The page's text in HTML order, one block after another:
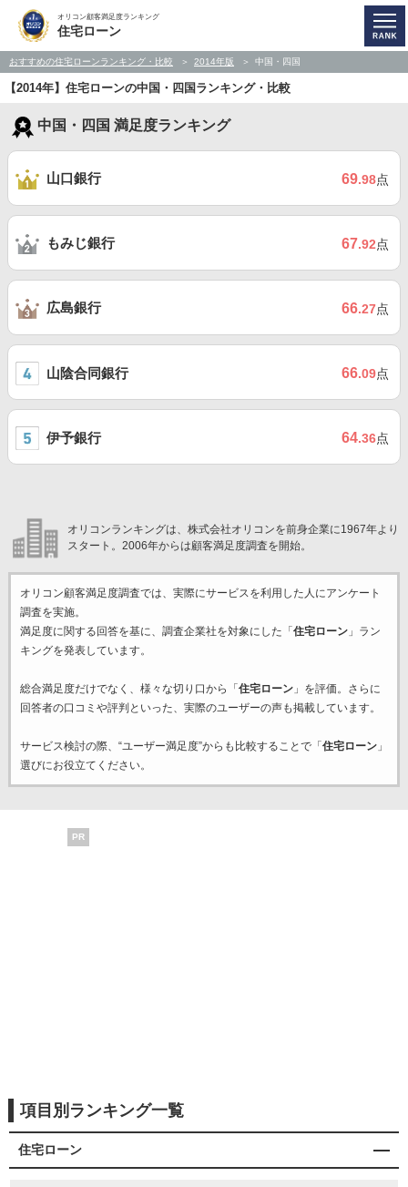
オリコン顧客満足度ランキング
住宅ローン
おすすめの住宅ローンランキング・比較 2014年版 中国・四国
【2014年】住宅ローンの中国・四国ランキング・比較
中国・四国 満足度ランキング
山口銀行 69.98点
もみじ銀行 67.92点
広島銀行 66.27点
山陰合同銀行 66.09点
伊予銀行 64.36点
オリコンランキングは、株式会社オリコンを前身企業に1967年より
スタート。2006年からは顧客満足度調査を開始。
オリコン顧客満足度調査では、実際にサービスを利用した 人にアンケート
調査を実施。
満足度に関する回答を基に、調査企業社を対象にした「 住宅ローン」ラン
キングを発表しています。
総合満足度だけでなく、様々な切り口から「 住宅ローン」を評価。さらに
回答者の口コミや評判といった、実際のユーザーの声も掲載しています。
サービス検討の際、“ユーザー満足度”からも比較することで「 住宅ローン」
選びにお役立てください。
PR
項目別ランキング一覧
住宅ローン